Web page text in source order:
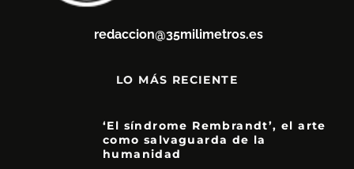
redaccion@35milimetros.es
LO MÁS RECIENTE
‘El síndrome Rembrandt’, el arte
como salvaguarda de la
humanidad